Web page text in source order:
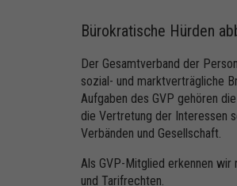
Bürokratische Hürden
Der Gesamtverband der
sozial- und marktverträgliche
Aufgaben des GVP gehören
die Vertretung der Interessen
Verbänden und Gesellschaft.
Als GVP-Mitglied erkennen
und Tarifrechten.